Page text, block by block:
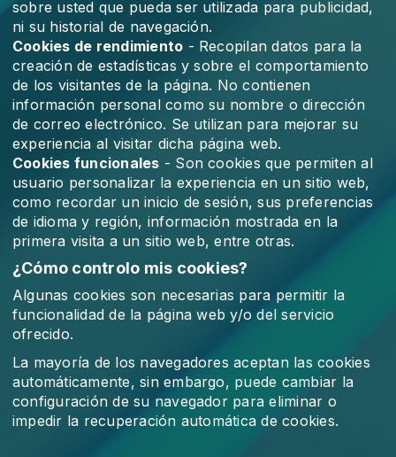
sobre usted que pueda ser utilizada para publicidad,
ni su historial de navegación.
Cookies de rendimiento - Recopilan datos para la
creación de estadísticas y sobre el comportamiento
de los visitantes de la página. No contienen
información personal como su nombre o dirección
de correo electrónico. Se utilizan para mejorar su
experiencia al visitar dicha página web.
Cookies funcionales - Son cookies que permiten al
usuario personalizar la experiencia en un sitio web,
como recordar un inicio de sesión, sus preferencias
de idioma y región, información mostrada en la
primera visita a un sitio web, entre otras.
¿Cómo controlo mis cookies?
Algunas cookies son necesarias para permitir la
funcionalidad de la página web y/o del servicio
ofrecido.
La mayoría de los navegadores aceptan las cookies
automáticamente, sin embargo, puede cambiar la
configuración de su navegador para eliminar o
impedir la recuperación automática de cookies.